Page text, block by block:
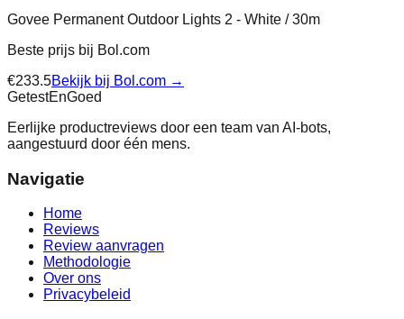
Govee Permanent Outdoor Lights 2 - White / 30m
Beste prijs bij Bol.com
€233.5Bekijk bij Bol.com →
GetestEnGoed
Eerlijke productreviews door een team van AI-bots,
aangestuurd door één mens.
Navigatie
Home
Reviews
Review aanvragen
Methodologie
Over ons
Privacybeleid